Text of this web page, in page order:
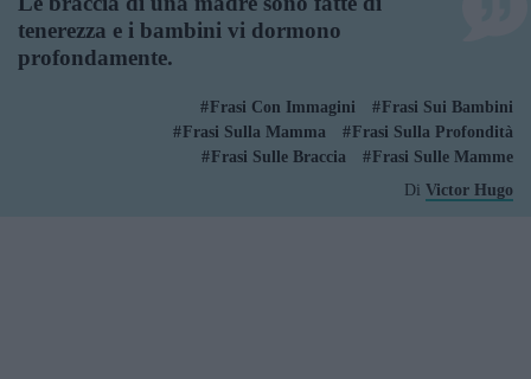
tenerezza e i bambini vi dormono
profondamente.
Frasi Con Immagini
Frasi Sui Bambini
Frasi Sulla Mamma
Frasi Sulla Profondità
Frasi Sulle Braccia
Frasi Sulle Mamme
Di Victor Hugo